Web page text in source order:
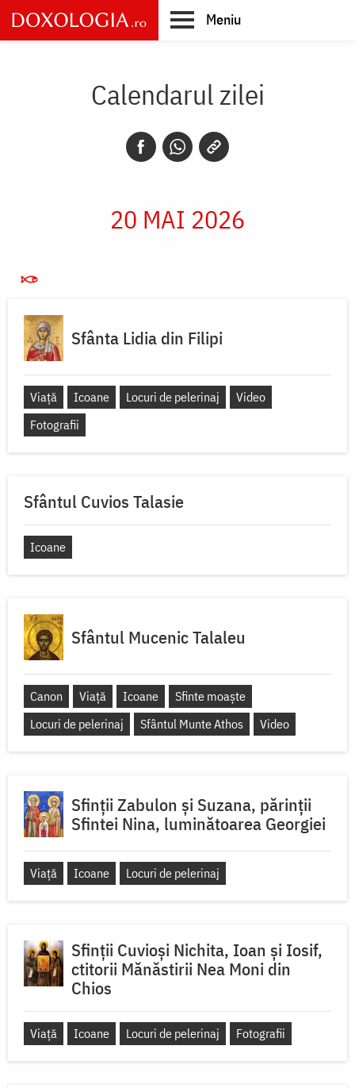
Skip
to
main
Meniu
Calendarul zilei
20 MAI 2026
Sfânta Lidia din Filipi
Viață Icoane Locuri de pelerinaj
Video
Fotografii
Sfântul Cuvios Talasie
Icoane
Sfântul Mucenic Talaleu
Canon Viață Icoane
Sfinte moaște
Locuri de pelerinaj
Sfântul Munte Athos Video
Sfinții Zabulon și Suzana, părinții
Sfintei Nina, luminătoarea Georgiei
Viață Icoane Locuri de pelerinaj
Sfinții Cuvioși Nichita, Ioan și Iosif,
ctitorii Mănăstirii Nea Moni din
Chios
Viață Icoane Locuri de pelerinaj Fotografii